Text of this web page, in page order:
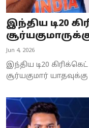
இந்திய டி20
Jun 4, 2026
இந்திய டி20
சூர்யகுமார்